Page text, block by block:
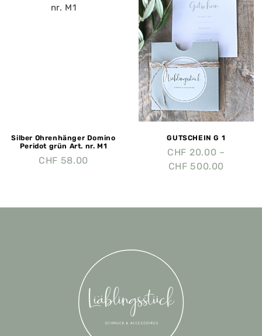
Silber Ohrenhänger Domino
Peridot grün Art. nr. M1
CHF 58.00
GUTSCHEIN G 1
CHF 20.00 –
CHF 500.00